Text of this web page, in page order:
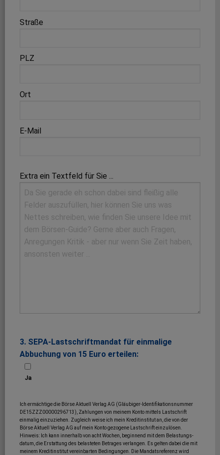
Straße
PLZ
Ort
E-Mail
Extra ein Textfeld für Sie ...
3. SEPA-Lastschriftmandat für einmalige
Abbuchung von 15 Euro erteilen:
Ja
Ich ermächtige die Börse Aktuell Verlag AG (Gläubiger-Identifikationsnummer
DE15ZZZ00000296713), Zahlungen von meinem Konto mittels Lastschrift
einmalig einzuziehen. Zugleich weise ich mein Kreditinstitut an, die von der
Börse Aktuell Verlag AG auf mein Konto gezogene Lastschrift einzulösen.
Hinweis: Ich kann innerhalb von acht Wochen, beginnend mit dem Belastungs­
datum, die Erstattung des belasteten Betrages verlangen. Es gelten dabei die mit
meinem Kreditinstitut vereinbarten Bedingungen. Die Mandatsreferenz wird